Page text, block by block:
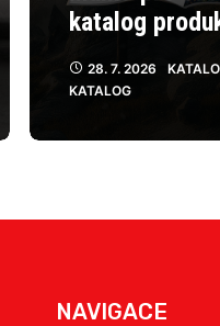
katalog
28. 7. 2026
KATALOG
NAVIGACE